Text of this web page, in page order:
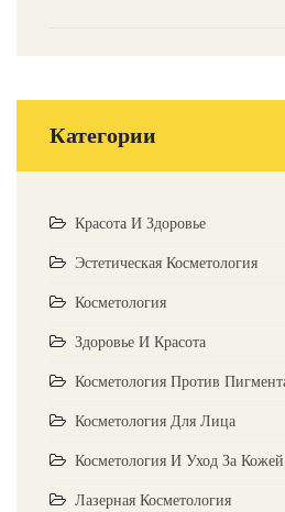
Категории
Красота И Здоровье
Эстетическая Косметология
Косметология
Здоровье И Красота
Косметология Против
Косметология Для Лица
Косметология И Уход За Кожей
Лазерная Косметология